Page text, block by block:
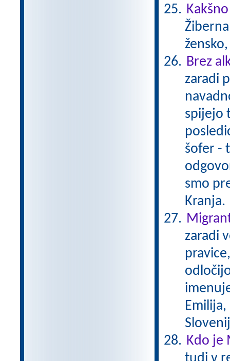
Brez
zaradi
spijejo
šofer -
smo
Kranja.
zaradi
Kdo je